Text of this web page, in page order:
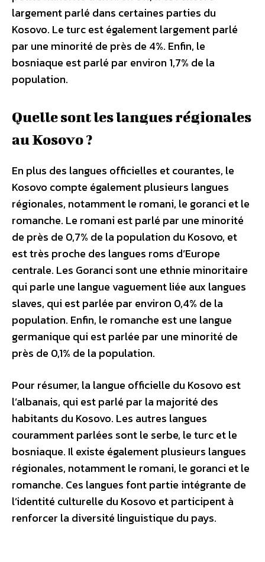
largement parlé dans certaines parties du
Kosovo. Le turc est également largement parlé
par une minorité de près de 4%. Enfin, le
bosniaque est parlé par environ 1,7% de la
population.
Quelle sont les langues régionales
au Kosovo ?
En plus des langues officielles et courantes, le
Kosovo compte également plusieurs langues
régionales, notamment le romani, le goranci et le
romanche. Le romani est parlé par une minorité
de près de 0,7% de la population du Kosovo, et
est très proche des langues roms d’Europe
centrale. Les Goranci sont une ethnie minoritaire
qui parle une langue vaguement liée aux langues
slaves, qui est parlée par environ 0,4% de la
population. Enfin, le romanche est une langue
germanique qui est parlée par une minorité de
près de 0,1% de la population.
Pour résumer, la langue officielle du Kosovo est
l’albanais, qui est parlé par la majorité des
habitants du Kosovo. Les autres langues
couramment parlées sont le serbe, le turc et le
bosniaque. Il existe également plusieurs langues
régionales, notamment le romani, le goranci et le
romanche. Ces langues font partie intégrante de
l’identité culturelle du Kosovo et participent à
renforcer la diversité linguistique du pays.